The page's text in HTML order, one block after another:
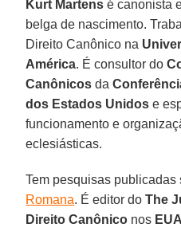
Kurt Martens é canonista
belga de nascimento.
Direito Canônico na
América. É consultor do
Canônicos da
dos Estados Unidos e
funcionamento e
eclesiásticas.
Tem pesquisas publicadas
Romana. É editor doThe
Direito Canônico nos EUA